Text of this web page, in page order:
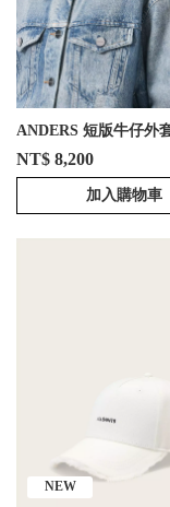
ANDERS 短版牛仔外
NT$ 8,200
加入購物車
NEW